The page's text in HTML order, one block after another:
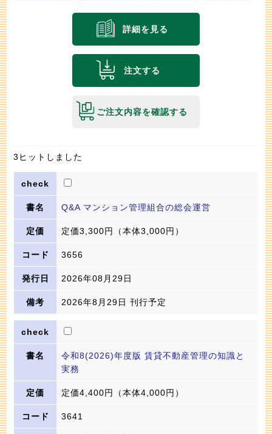
詳細を見る
注文する
ご注文内容を確認する
3ヒットしました
Q&A マンション管理組合の総会運営
定価3,300円 （本体3,000円）
3656
2026年08月29日
2026年8月29日 刊行予定
令和8(2026)年度版 賃貸不動産管理の知識と
実務
定価4,400円 （本体4,000円）
3641